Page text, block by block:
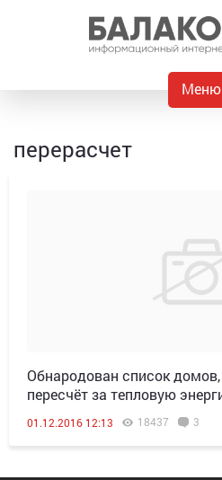
Меню
перерасчет
Обнародован список домов,
пересчёт за тепловую
01.12.2016 12:13 18437 3